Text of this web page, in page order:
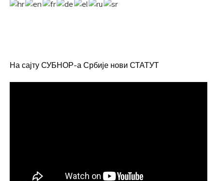
На сајту СУБНОР-а Србије нови СТАТУТ